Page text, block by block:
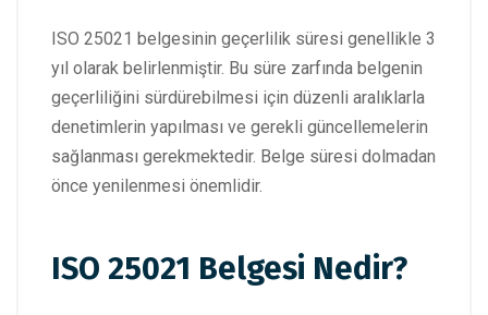
ISO 25021 belgesinin geçerlilik süresi genellikle 3
yıl olarak belirlenmiştir. Bu süre zarfında belgenin
geçerliliğini sürdürebilmesi için düzenli aralıklarla
denetimlerin yapılması ve gerekli güncellemelerin
sağlanması gerekmektedir. Belge süresi dolmadan
önce yenilenmesi önemlidir.
ISO 25021 Belgesi Nedir?